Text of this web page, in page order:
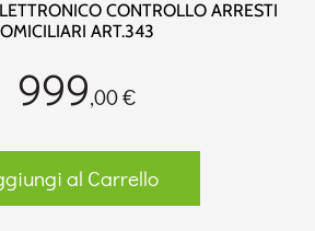
CONTROLLO ARRESTI
ART.343
999,00 €
al Carrello